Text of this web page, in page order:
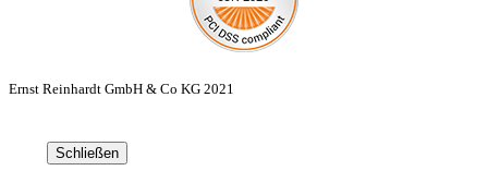
Ernst Reinhardt GmbH & Co KG 2021
Schließen